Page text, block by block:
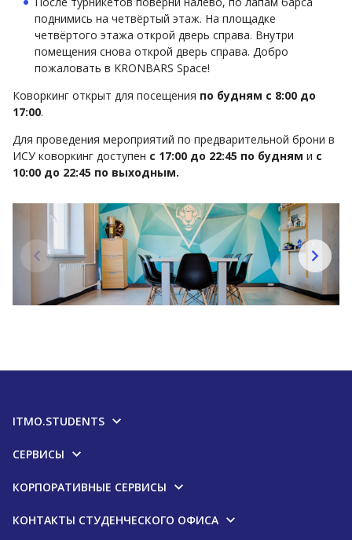
поднимись на четвёртый этаж. На площадке
четвёртого этажа открой дверь справа. Внутри
помещения снова открой дверь справа. Добро
пожаловать в KRONBARS Space!
Коворкинг открыт для посещения по будням с 8:00 до
17:00.
Для проведения мероприятий по предварительной брони в
ИСУ коворкинг доступен с 17:00 до 22:45 по будням и с
10:00 до 22:45 по выходным.​
ITMO.STUDENTS
СЕРВИСЫ
КОРПОРАТИВНЫЕ СЕРВИСЫ
КОНТАКТЫ СТУДЕНЧЕСКОГО ОФИСА